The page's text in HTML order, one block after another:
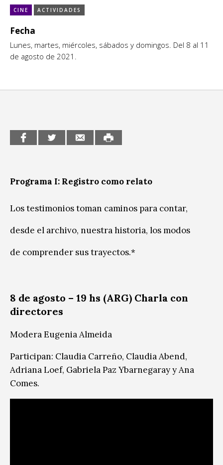
CCE en el interior/libros
Espacio itinerante de lectura infantil
Escénicas
Exposiciones
Formación
Infantil y Juvenil
Medio Ambiente
CINE ACTIVIDADES
Fecha
Lunes, martes, miércoles, sábados y domingos. Del 8 al 11
de agosto de 2021.
Programa I: Registro como relato
Los testimonios toman caminos para contar,
desde el archivo, nuestra historia, los modos
de comprender sus trayectos.*
8 de agosto – 19 hs (ARG) Charla con
directores
Modera Eugenia Almeida
Participan: Claudia Carreño, Claudia Abend,
Adriana Loef, Gabriela Paz Ybarnegaray y Ana
Comes.